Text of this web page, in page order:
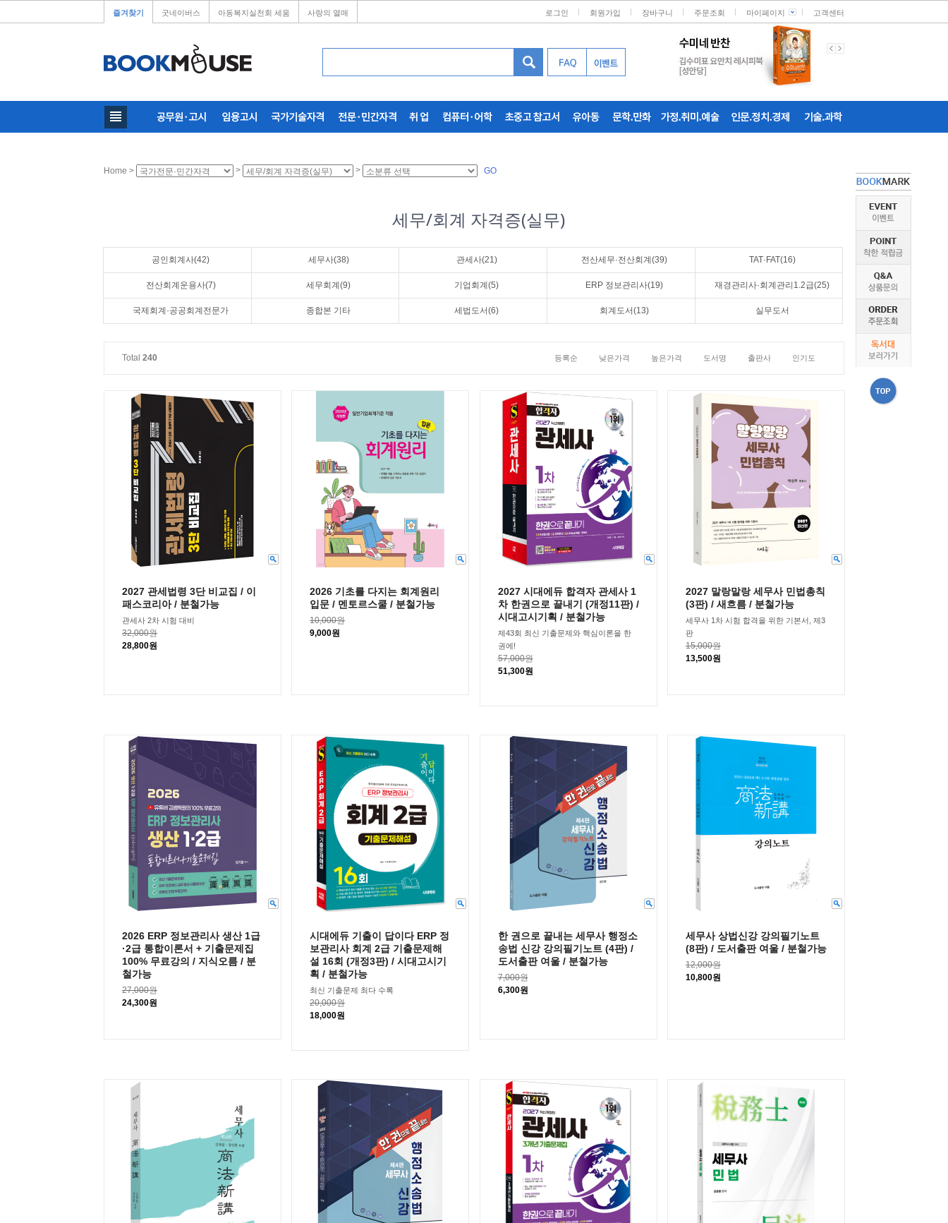
즐겨찾기 굿네이버스 아동복지실천회 세움 사랑의 열매 로그인 회원가입 장바구니 주문조회 마이페이지 고객센터
Home > > > GO
세무/회계 자격증(실무)
공인회계사(42) 세무사(38) 관세사(21) 전산세무·전산회계(39) TAT·FAT(16)
전산회계운용사(7) 세무회계(9) 기업회계(5) ERP 정보관리사(19) 재경관리사·회계관리1.2급(25)
국제회계·공공회계전문가 종합본 기타 세법도서(6) 회계도서(13) 실무도서
Total 240 등록순 낮은가격 높은가격 도서명 출판사 인기도
2027 관세법령 3단 비교집 / 이
패스코리아 / 분철가능
관세사 2차 시험 대비
32,000원
28,800원
2026 기초를 다지는 회계원리
입문 / 멘토르스쿨 / 분철가능
10,000원
9,000원
2027 시대에듀 합격자 관세사 1
차 한권으로 끝내기 (개정11판) /
시대고시기획 / 분철가능
제43회 최신 기출문제와 핵심이론을 한
권에!
57,000원
51,300원
2027 말랑말랑 세무사 민법총칙
(3판) / 새흐름 / 분철가능
세무사 1차 시험 합격을 위한 기본서, 제3
판
15,000원
13,500원
2026 ERP 정보관리사 생산 1급
·2급 통합이론서 + 기출문제집
100% 무료강의 / 지식오름 / 분
철가능
27,000원
24,300원
시대에듀 기출이 답이다 ERP 정
보관리사 회계 2급 기출문제해
설 16회 (개정3판) / 시대고시기
획 / 분철가능
최신 기출문제 최다 수록
20,000원
18,000원
한 권으로 끝내는 세무사 행정소
송법 신강 강의필기노트 (4판) /
도서출판 여울 / 분철가능
7,000원
6,300원
세무사 상법신강 강의필기노트
(8판) / 도서출판 여울 / 분철가능
12,000원
10,800원